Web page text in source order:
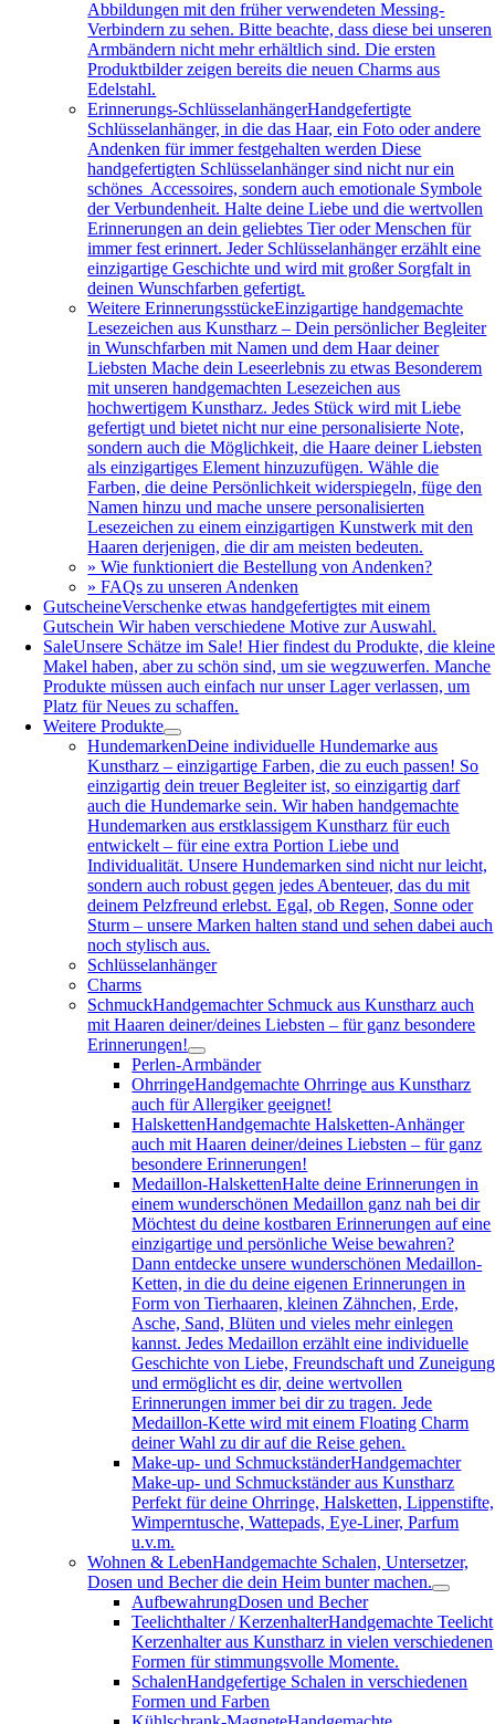
Abbildungen mit den früher verwendeten Messing-
Verbindern zu sehen. Bitte beachte, dass diese bei unseren
Armbändern nicht mehr erhältlich sind. Die ersten
Produktbilder zeigen bereits die neuen Charms aus
Edelstahl.
Erinnerungs-SchlüsselanhängerHandgefertigte
Schlüsselanhänger, in die das Haar, ein Foto oder andere
Andenken für immer festgehalten werden Diese
handgefertigten Schlüsselanhänger sind nicht nur ein
schönes Accessoires, sondern auch emotionale Symbole
der Verbundenheit. Halte deine Liebe und die wertvollen
Erinnerungen an dein geliebtes Tier oder Menschen für
immer fest erinnert. Jeder Schlüsselanhänger erzählt eine
einzigartige Geschichte und wird mit großer Sorgfalt in
deinen Wunschfarben gefertigt.
Weitere ErinnerungsstückeEinzigartige handgemachte
Lesezeichen aus Kunstharz – Dein persönlicher Begleiter
in Wunschfarben mit Namen und dem Haar deiner
Liebsten Mache dein Leseerlebnis zu etwas Besonderem
mit unseren handgemachten Lesezeichen aus
hochwertigem Kunstharz. Jedes Stück wird mit Liebe
gefertigt und bietet nicht nur eine personalisierte Note,
sondern auch die Möglichkeit, die Haare deiner Liebsten
als einzigartiges Element hinzuzufügen. Wähle die
Farben, die deine Persönlichkeit widerspiegeln, füge den
Namen hinzu und mache unsere personalisierten
Lesezeichen zu einem einzigartigen Kunstwerk mit den
Haaren derjenigen, die dir am meisten bedeuten.
» Wie funktioniert die Bestellung von Andenken?
» FAQs zu unseren Andenken
GutscheineVerschenke etwas handgefertigtes mit einem
Gutschein Wir haben verschiedene Motive zur Auswahl.
SaleUnsere Schätze im Sale! Hier findest du Produkte, die kleine
Makel haben, aber zu schön sind, um sie wegzuwerfen. Manche
Produkte müssen auch einfach nur unser Lager verlassen, um
Platz für Neues zu schaffen.
Weitere Produkte
HundemarkenDeine individuelle Hundemarke aus
Kunstharz – einzigartige Farben, die zu euch passen! So
einzigartig dein treuer Begleiter ist, so einzigartig darf
auch die Hundemarke sein. Wir haben handgemachte
Hundemarken aus erstklassigem Kunstharz für euch
entwickelt – für eine extra Portion Liebe und
Individualität. Unsere Hundemarken sind nicht nur leicht,
sondern auch robust gegen jedes Abenteuer, das du mit
deinem Pelzfreund erlebst. Egal, ob Regen, Sonne oder
Sturm – unsere Marken halten stand und sehen dabei auch
noch stylisch aus.
Schlüsselanhänger
Charms
SchmuckHandgemachter Schmuck aus Kunstharz auch
mit Haaren deiner/deines Liebsten – für ganz besondere
Erinnerungen!
Perlen-Armbänder
OhrringeHandgemachte Ohrringe aus Kunstharz
auch für Allergiker geeignet!
HalskettenHandgemachte Halsketten-Anhänger
auch mit Haaren deiner/deines Liebsten – für ganz
besondere Erinnerungen!
Medaillon-HalskettenHalte deine Erinnerungen in
einem wunderschönen Medaillon ganz nah bei dir
Möchtest du deine kostbaren Erinnerungen auf eine
einzigartige und persönliche Weise bewahren?
Dann entdecke unsere wunderschönen Medaillon-
Ketten, in die du deine eigenen Erinnerungen in
Form von Tierhaaren, kleinen Zähnchen, Erde,
Asche, Sand, Blüten und vieles mehr einlegen
kannst. Jedes Medaillon erzählt eine individuelle
Geschichte von Liebe, Freundschaft und Zuneigung
und ermöglicht es dir, deine wertvollen
Erinnerungen immer bei dir zu tragen. Jede
Medaillon-Kette wird mit einem Floating Charm
deiner Wahl zu dir auf die Reise gehen.
Make-up- und SchmuckständerHandgemachter
Make-up- und Schmuckständer aus Kunstharz
Perfekt für deine Ohrringe, Halsketten, Lippenstifte,
Wimperntusche, Wattepads, Eye-Liner, Parfum
u.v.m.
Wohnen & LebenHandgemachte Schalen, Untersetzer,
Dosen und Becher die dein Heim bunter machen.
AufbewahrungDosen und Becher
Teelichthalter / KerzenhalterHandgemachte Teelicht
Kerzenhalter aus Kunstharz in vielen verschiedenen
Formen für stimmungsvolle Momente.
SchalenHandgefertige Schalen in verschiedenen
Formen und Farben